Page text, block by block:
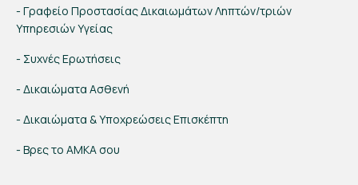
- Γραφείο Προστασίας Δικαιωμάτων Ληπτών/τριών
Υπηρεσιών Υγείας
- Συχνές Ερωτήσεις
- Δικαιώματα Ασθενή
- Δικαιώματα & Υποχρεώσεις Επισκέπτη
- Βρες το ΑΜΚΑ σου